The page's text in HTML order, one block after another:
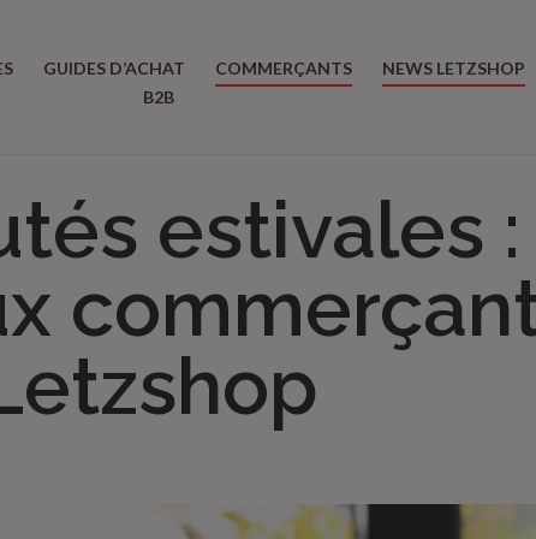
GUIDES D’ACHAT COMMERÇANTS
NEWS LETZSHOP
B2B
estivales